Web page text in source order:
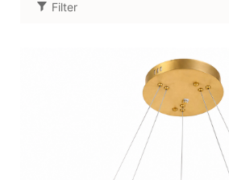
Filter